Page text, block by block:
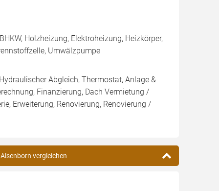
Holzheizung, Elektroheizung, Heizkörper,
Umwälzpumpe
Abgleich, Thermostat, Anlage &
Finanzierung, Dach Vermietung /
Erweiterung, Renovierung, Renovierung /
vergleichen